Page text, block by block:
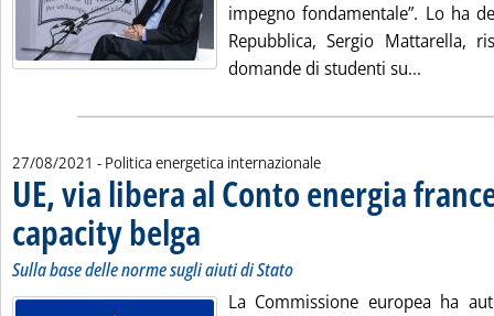
impegno fondamentale”. Lo ha
Repubblica, Sergio Mattarella,
domande di studenti su...
27/08/2021 - Politica energetica internazionale
UE, via libera al Conto energia
capacity belga . Sottotitolo: Sulla base delle norme sugli aiuti di Stato
. Pubblicata venerdì 27 agosto 2021 alle 14.18.
Sulla base delle norme sugli aiuti di Stato
La Commissione europea ha